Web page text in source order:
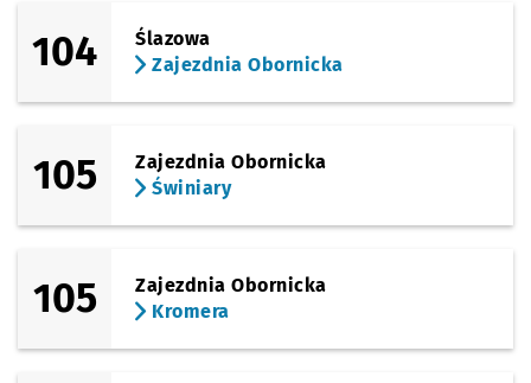
104
Ślazowa
Zajezdnia Obornicka
105
Zajezdnia Obornicka
Świniary
105
Zajezdnia Obornicka
Kromera